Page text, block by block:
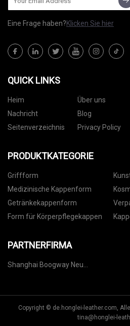
Eine Frage haben?Klicken Sie hier
QUICK LINKS
Heim Über uns
Nachricht
Blog
Seitenverzeichnis
Privacy Policy
PRODUKTKATEGORIE
Griffform
Medizinische Kappenform
Getränkekappenform
Form für Körperpflegekappen
PARTNERFIRMA
Shanghai Boogway Neu
Copyright © de.honglei-leather.com,
tina@honglei-